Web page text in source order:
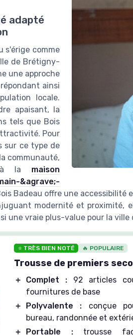
adapté
s'érige comme
de Brétigny-
une approche
ainsi
locale.
apaisant, la
tels que Bois
Pour
sur ce type de
communauté,
à la maison
&agrave;-
Badeau offre une
modernité et proximité,
une vraie plus-value pour la
⭐ TRÈS BIEN NOTÉ 🔥 POPULAIRE
Trousse de premiers
＋ Complet : 92 articles
fournitures de base
＋
Polyvalente : conçue
bureau, randonnée et
＋
Portable :trousse